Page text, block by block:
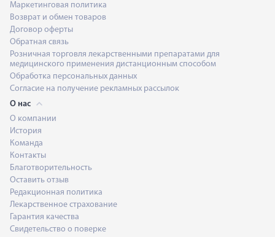
Маркетинговая политика
Возврат и обмен товаров
Договор оферты
Обратная связь
Розничная торговля лекарственными препаратами для
медицинского применения дистанционным способом
Обработка персональных данных
Согласие на получение рекламных рассылок
О нас
О компании
История
Команда
Контакты
Благотворительность
Оставить отзыв
Редакционная политика
Лекарственное страхование
Гарантия качества
Свидетельство о поверке